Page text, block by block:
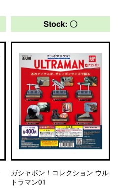
Stock: 〇
ガシャポン！コレクション ウル
トラマン01